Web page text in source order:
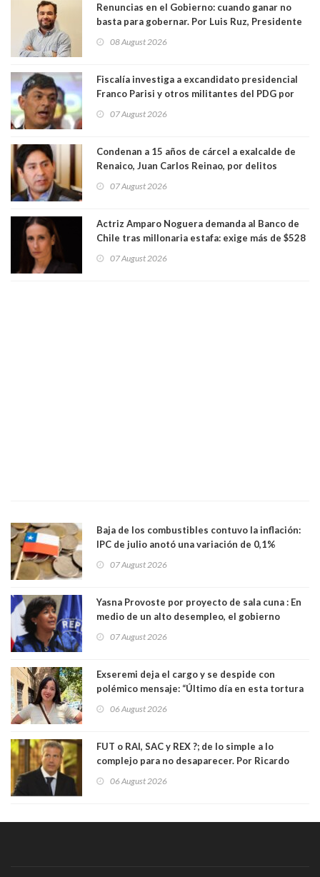
Renuncias en el Gobierno: cuando ganar no
basta para gobernar. Por Luis Ruz, Presidente
08 August 2026
Fiscalía investiga a excandidato presidencial
Franco Parisi y otros militantes del PDG por
07 August 2026
Condenan a 15 años de cárcel a exalcalde de
Renaico, Juan Carlos Reinao, por delitos
07 August 2026
Actriz Amparo Noguera demanda al Banco de
Chile tras millonaria estafa: exige más de $528
07 August 2026
Baja de los combustibles contuvo la inflación:
IPC de julio anotó una variación de 0,1%
07 August 2026
Yasna Provoste por proyecto de sala cuna : En
medio de un alto desempleo, el gobierno
07 August 2026
Exseremi deja el cargo y se despide con
polémico mensaje: “Último día en esta tortura
06 August 2026
FUT o RAI, SAC y REX ?; de lo simple a lo
complejo para no desaparecer. Por Ricardo
06 August 2026